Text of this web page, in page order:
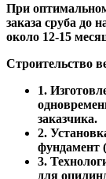
При
заказа сруба до
около 12-15
Строительство
1.
заказчика.
2.
фундамент
3.
для